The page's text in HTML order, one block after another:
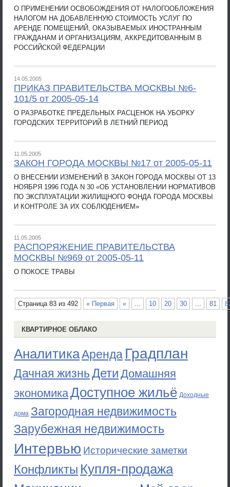
О ПРИМЕНЕНИИ ОСВОБОЖДЕНИЯ ОТ НАЛОГООБЛОЖЕНИЯ
НАЛОГОМ НА ДОБАВЛЕННУЮ СТОИМОСТЬ УСЛУГ ПО
АРЕНДЕ ПОМЕЩЕНИЙ, ОКАЗЫВАЕМЫХ ИНОСТРАННЫМ
ГРАЖДАНАМ И ОРГАНИЗАЦИЯМ, АККРЕДИТОВАННЫМ В
РОССИЙСКОЙ ФЕДЕРАЦИИ
14.05.2005
ПРИКАЗ ПРАВИТЕЛЬСТВА МОСКВЫ №6-
101/5 от 2005-05-14
О РАЗРАБОТКЕ ПРЕДЕЛЬНЫХ РАСЦЕНОК НА УБОРКУ
ГОРОДСКИХ ТЕРРИТОРИЙ В ЛЕТНИЙ ПЕРИОД
11.05.2005
ЗАКОН ГОРОДА МОСКВЫ №17 от 2005-05-11
О ВНЕСЕНИИ ИЗМЕНЕНИЙ В ЗАКОН ГОРОДА МОСКВЫ ОТ 13
НОЯБРЯ 1996 ГОДА N 30 «ОБ УСТАНОВЛЕНИИ НОРМАТИВОВ
ПО ЭКСПЛУАТАЦИИ ЖИЛИЩНОГО ФОНДА ГОРОДА МОСКВЫ
И КОНТРОЛЕ ЗА ИХ СОБЛЮДЕНИЕМ»
11.05.2005
РАСПОРЯЖЕНИЕ ПРАВИТЕЛЬСТВА
МОСКВЫ №969 от 2005-05-11
О ПОКОСЕ ТРАВЫ
Страница 83 из 492 « Первая « ... 10 20 30 ... 81
КВАРТИРНОЕ ОБЛАКО
АналитикаАренда Градплан
Дачная жизньДети Домашняя
экономикаДоступное жильё Доходные
дома Загородная недвижимость
Зарубежная недвижимость
Интервью Исторические заметки
Конфликты Купля-продажа